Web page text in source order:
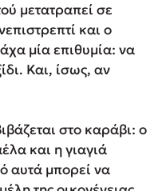
μετατραπεί σε
και ο
μία επιθυμία: να
Και, ίσως, αν
στο καράβι: ο
και η γιαγιά
αυτά μπορεί να